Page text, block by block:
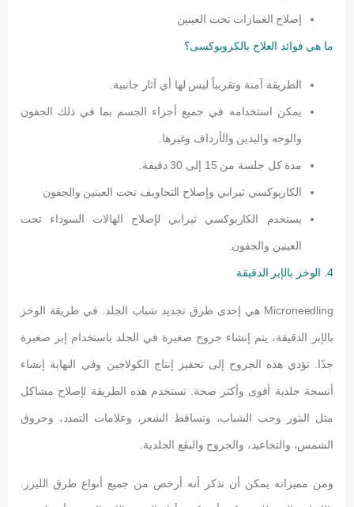
إصلاح الغمازات تحت العينين
ما هي فوائد العلاج بالكروبوكسى؟
الطريقة آمنة وتقريباً ليس لها أي آثار جانبية.
يمكن استخدامه في جميع أجزاء الجسم بما في ذلك الجفون
والوجه واليدين والأرداف وغيرها.
مدة كل جلسة من 15 إلى 30 دقيقة.
الكاربوكسي ثيرابي وإصلاح التجاويف تحت العينين والجفون
يستخدم الكاربوكسي ثيرابي لإصلاح الهالات السوداء تحت
العينين والجفون.
4. الوخز بالإبر الدقيقة
Microneedling هي إحدى طرق تجديد شباب الجلد. في طريقة الوخز
بالإبر الدقيقة، يتم إنشاء جروح صغيرة في الجلد باستخدام إبر صغيرة
جدًا. تؤدي هذه الجروح إلى تحفيز إنتاج الكولاجين وفي النهاية إنشاء
أنسجة جلدية أقوى وأكثر صحة. تستخدم هذه الطريقة لإصلاح مشاكل
مثل البثور وحب الشباب، وتساقط الشعر، وعلامات التمدد، وحروق
الشمس، والتجاعيد، والجروح والبقع الجلدية.
ومن مميزاته يمكن أن نذكر أنه أرخص من جميع أنواع طرق الليزر.